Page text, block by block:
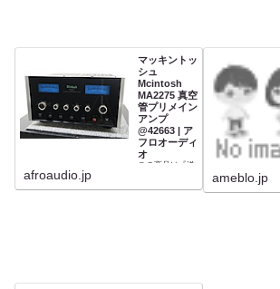
マッキントッ
シュ
Mcintosh
MA2275 真空
管プリメイン
アンプ
@42663 | ア
フロオーディ
オ
この商品は『送
afroaudio.jp ameblo.jp